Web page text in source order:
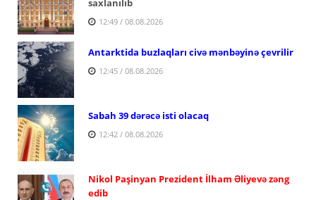
saxlanılıb
12:49 / 08.08.2026
Antarktida buzlaqları civə mənbəyinə çevrilir
12:45 / 08.08.2026
Sabah 39 dərəcə isti olacaq
12:42 / 08.08.2026
Nikol Paşinyan Prezident İlham Əliyevə zəng
edib